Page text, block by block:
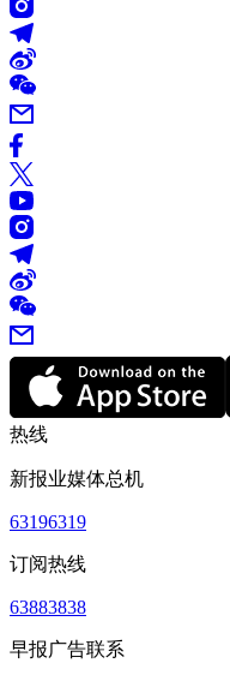
热线
新报业媒体总机
63196319
订阅热线
63883838
早报广告联系